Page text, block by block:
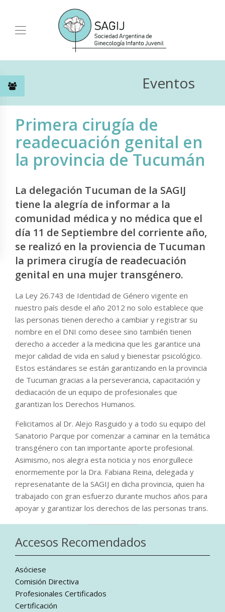
Eventos
Primera cirugía de
readecuación genital en
la provincia de Tucumán
La delegación Tucuman de la SAGIJ
tiene la alegría de informar a la
comunidad médica y no médica que el
día 11 de Septiembre del corriente año,
se realizó en la proviencia de Tucuman
la primera cirugía de readecuación
genital en una mujer transgénero.
La Ley 26.743 de Identidad de Género vigente en
nuestro país desde el año 2012 no solo establece que
las personas tienen derecho a cambiar y registrar su
nombre en el DNI como desee sino también tienen
derecho a acceder a la medicina que les garantice una
mejor calidad de vida en salud y bienestar psicológico.
Estos estándares se están garantizando en la provincia
de Tucuman gracias a la perseverancia, capacitación y
dediacación de un equipo de profesionales que
garantizan los Derechos Humanos.
Felicitamos al Dr. Alejo Rasguido y a todo su equipo del
Sanatorio Parque por comenzar a caminar en la temática
transgénero con tan importante aporte profesional.
Asimismo, nos alegra esta noticia y nos enorgullece
enormemente por la Dra. Fabiana Reina, delegada y
represenatante de la SAGIJ en dicha provincia, quien ha
trabajado con gran esfuerzo durante muchos años para
apoyar y garantizar los derechos de las personas trans.
Accesos Recomendados
Asóciese
Comisión Directiva
Profesionales Certificados
Certificación